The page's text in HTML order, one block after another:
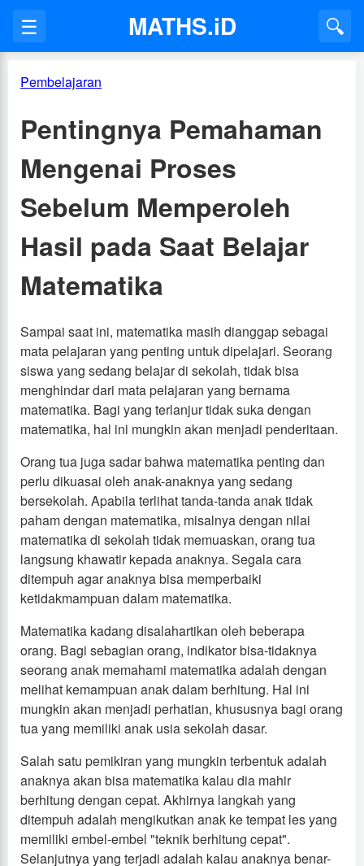
☰ MATHS.iD 🔍
Pembelajaran
Pentingnya Pemahaman
Mengenai Proses
Sebelum Memperoleh
Hasil pada Saat Belajar
Matematika
Sampai saat ini, matematika masih dianggap sebagai
mata pelajaran yang penting untuk dipelajari. Seorang
siswa yang sedang belajar di sekolah, tidak bisa
menghindar dari mata pelajaran yang bernama
matematika. Bagi yang terlanjur tidak suka dengan
matematika, hal ini mungkin akan menjadi penderitaan.
Orang tua juga sadar bahwa matematika penting dan
perlu dikuasai oleh anak-anaknya yang sedang
bersekolah. Apabila terlihat tanda-tanda anak tidak
paham dengan matematika, misalnya dengan nilai
matematika di sekolah tidak memuaskan, orang tua
langsung khawatir kepada anaknya. Segala cara
ditempuh agar anaknya bisa memperbaiki
ketidakmampuan dalam matematika.
Matematika kadang disalahartikan oleh beberapa
orang. Bagi sebagian orang, indikator bisa-tidaknya
seorang anak memahami matematika adalah dengan
melihat kemampuan anak dalam berhitung. Hal ini
mungkin akan menjadi perhatian, khususnya bagi orang
tua yang memiliki anak usia sekolah dasar.
Salah satu pemikiran yang mungkin terbentuk adalah
anaknya akan bisa matematika kalau dia mahir
berhitung dengan cepat. Akhirnya langkah yang
ditempuh adalah mengikutkan anak ke tempat les yang
memiliki embel-embel "teknik berhitung cepat".
Selanjutnya yang terjadi adalah kalau anaknya benar-